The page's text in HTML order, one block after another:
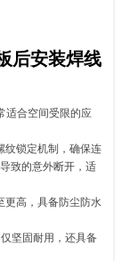
后安装焊线
适合空间受限的应
纹锁定机制，确保连
致的意外断开，适
高，具备防尘防水
坚固耐用，还具备